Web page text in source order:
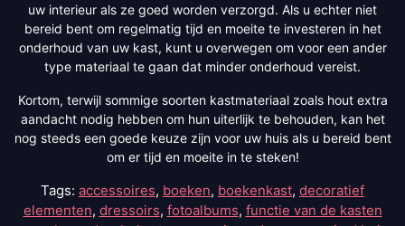
uw interieur als ze goed worden verzorgd. Als u echter niet
bereid bent om regelmatig tijd en moeite te investeren in het
onderhoud van uw kast, kunt u overwegen om voor een ander
type materiaal te gaan dat minder onderhoud vereist.
Kortom, terwijl sommige soorten kastmateriaal zoals hout extra
aandacht nodig hebben om hun uiterlijk te behouden, kan het
nog steeds een goede keuze zijn voor uw huis als u bereid bent
om er tijd en moeite in te steken!
Tags: accessoires, boeken, boekenkast, decoratief
elementen, dressoirs, fotoalbums, functie van de kasten